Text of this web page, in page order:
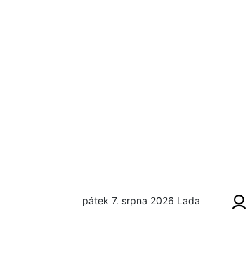
pátek 7. srpna 2026 Lada